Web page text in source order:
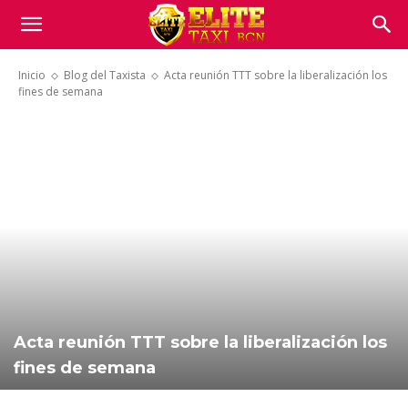
Inicio Blog del Taxista
Acta reunión TTT sobre la liberalización los
fines de semana
Acta reunión TTT sobre la liberalización los
fines de semana